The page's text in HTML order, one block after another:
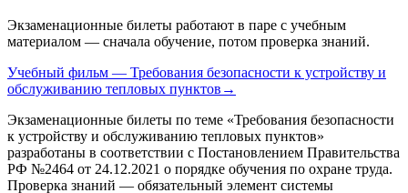
Экзаменационные билеты работают в паре с учебным
материалом — сначала обучение, потом проверка знаний.
Учебный фильм — Требования безопасности к устройству и
обслуживанию тепловых пунктов →
Экзаменационные билеты по теме «Требования безопасности
к устройству и обслуживанию тепловых пунктов»
разработаны в соответствии с Постановлением Правительства
РФ №2464 от 24.12.2021 о порядке обучения по охране труда.
Проверка знаний — обязательный элемент системы